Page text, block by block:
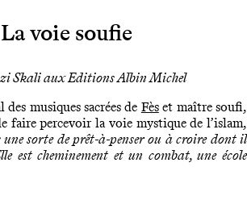
La voie soufie
Skali aux Editions Albin Michel
musiques sacrées de Fèset maître soufi,
faire percevoir la voie mystique de l’islam,
une sorte de prêt-à-penser ou à croire dont il
est cheminement et un combat, une école